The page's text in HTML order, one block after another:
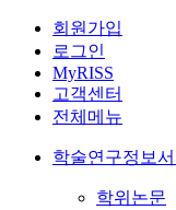
회원가입
로그인
MyRISS
고객센터
전체메뉴
학술연구정보
학위논문